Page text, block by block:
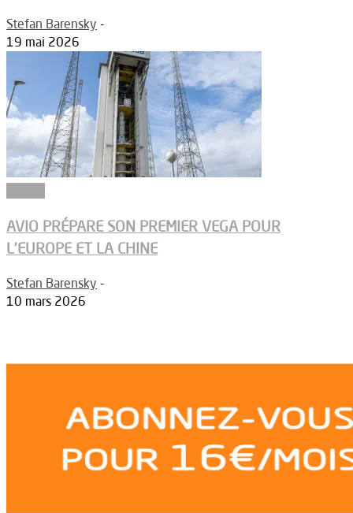
Stefan Barensky -
19 mai 2026
AVIO PRÉPARE SON PREMIER VEGA POUR
L’EUROPE ET LA CHINE
Stefan Barensky -
10 mars 2026